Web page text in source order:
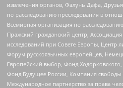
извлечения органов, Фалунь Дафа,
по расследованию преследования в
Всемирная организация по
Пражский гражданский центр,
исследований при Совете Европы, Центр
Форум русскоязычных европейцев,
Европейский выбор, Фонд
Фонд Будущее России, Компания
Международное партнерство за права